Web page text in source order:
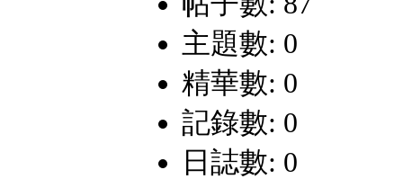
主題數: 0
精華數: 0
記錄數: 0
日誌數: 0